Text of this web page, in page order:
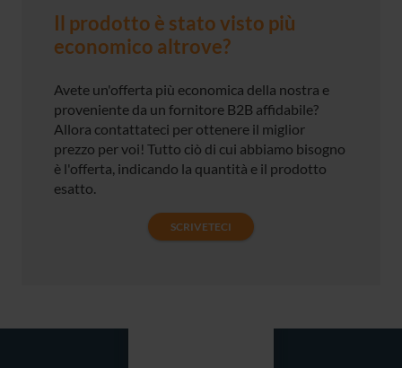
Il prodotto è stato visto più
economico altrove?
Avete un'offerta più economica della nostra e
proveniente da un fornitore B2B affidabile?
Allora contattateci per ottenere il miglior
prezzo per voi! Tutto ciò di cui abbiamo bisogno
è l'offerta, indicando la quantità e il prodotto
esatto.
SCRIVETECI